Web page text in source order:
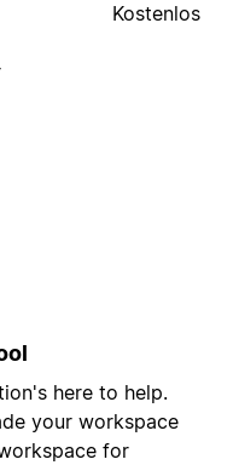
Kostenlos
here to help.
your workspace
for